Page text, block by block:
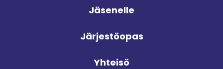
Jäsenelle
Järjestöopas
Yhteisö